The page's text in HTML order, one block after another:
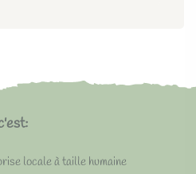
locale à taille humaine